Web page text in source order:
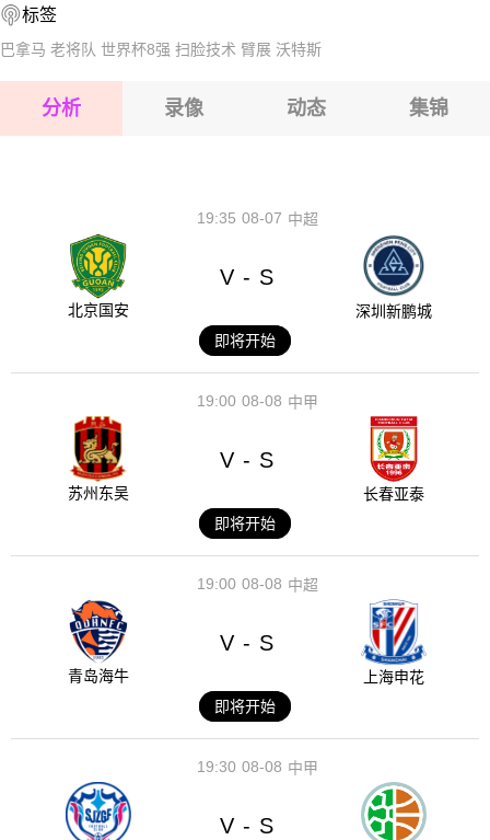
2026-08-15 【球会友谊】 里德VS伊斯坦布尔巴萨克塞尔
标签
巴拿马 老将队 世界杯8强 扫脸技术 臂展 沃特斯
分析 录像 动态 集锦
08-07
19:35 中超
北京国安
V - S
深圳新鹏城
即将开始
08-08
19:00 中甲
苏州东吴
V - S
长春亚泰
即将开始
08-08
19:00 中超
青岛海牛
V - S
上海申花
即将开始
08-08
19:30 中甲
V - S